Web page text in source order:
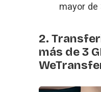
mayor de
2.
más de 3